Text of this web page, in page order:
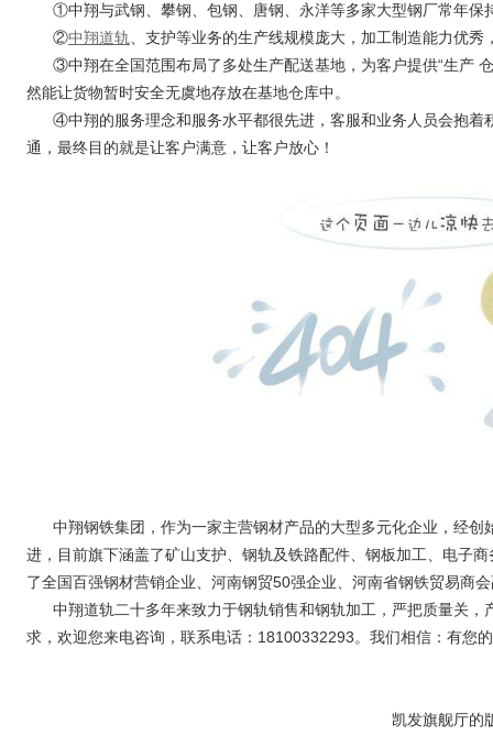
①中翔与武钢、攀钢、包钢、唐钢、永洋等多家大型钢厂常年保
②中翔道轨
、支护等业务的生产线规模庞大，加工制造能力优
③中翔在全国范围布局了多处生产配送基地，为客户提供“生产
然能让货物暂时安全无虞地存放在基地仓库中。
④中翔的服务理念和服务水平都很先进，客服和业务人员会抱
通，最终目的就是让客户满意，让客户放心！
中翔钢铁集团，作为一家主营钢材产品的大型多元化企业，经
进，目前旗下涵盖了矿山支护、钢轨及铁路配件、钢板加工、电子
了全国百强钢材营销企业、河南钢贸50强企业、河南省钢铁贸易商
中翔道轨二十多年来致力于钢轨销售和钢轨加工，严把质量关
求，欢迎您来电咨询，联系电话：18100332293。我们相信：有您
凯发旗舰厅的